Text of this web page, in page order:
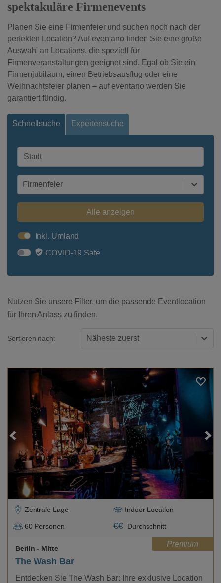
spektakuläre Firmenevents
Planen Sie eine Firmenfeier und suchen noch nach der
perfekten Location? Auf eventano finden Sie eine große
Auswahl an Locations, die speziell für
Firmenveranstaltungen geeignet sind. Egal ob Sie ein
Firmenjubiläum, einen Betriebsausflug oder eine
Weihnachtsfeier planen – auf eventano werden Sie
garantiert fündig.
Schnellsuche Expertensuche
Firmenfeier
Alle anzeigen
Inkl. Umland
COVID-19 Safe
Nutzen Sie unsere Filter, um die passende Eventlocation
für Ihren Anlass zu finden.
Sortieren nach: Näheste zuerst
Loading...
Zentrale Lage Indoor Location
60 Personen €€ Durchschnitt
Premium
The Wash Bar
Berlin - Mitte
Entdecken Sie The Wash Bar: Ihre exklusive Location